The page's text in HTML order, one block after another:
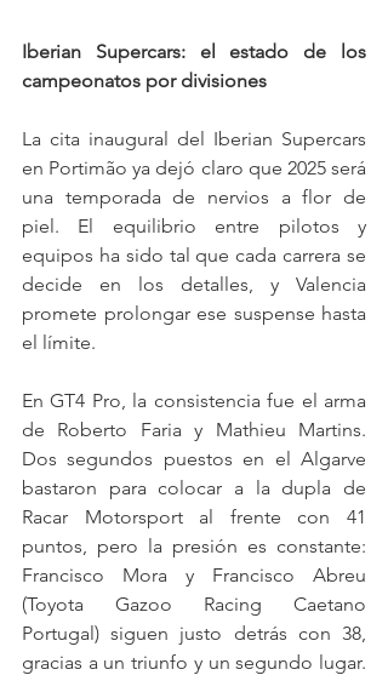
Iberian Supercars: el estado de los
campeonatos por divisiones
La cita inaugural del Iberian Supercars
en Portimão ya dejó claro que 2025 será
una temporada de nervios a flor de
piel. El equilibrio entre pilotos y
equipos ha sido tal que cada carrera se
decide en los detalles, y Valencia
promete prolongar ese suspense hasta
el límite.
En GT4 Pro, la consistencia fue el arma
de Roberto Faria y Mathieu Martins.
Dos segundos puestos en el Algarve
bastaron para colocar a la dupla de
Racar Motorsport al frente con 41
puntos, pero la presión es constante:
Francisco Mora y Francisco Abreu
(Toyota Gazoo Racing Caetano
Portugal) siguen justo detrás con 38,
gracias a un triunfo y un segundo lugar.